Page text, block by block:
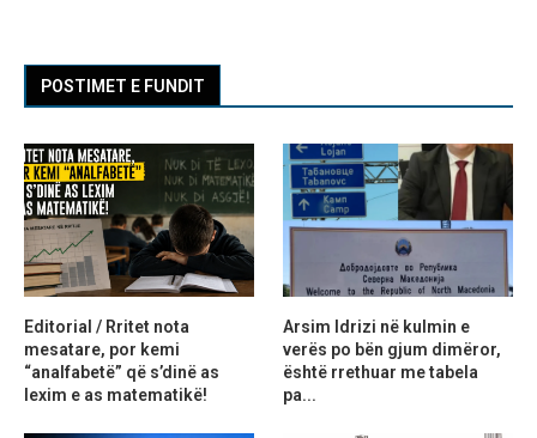
POSTIMET E FUNDIT
Editorial / Rritet nota
mesatare, por kemi
“analfabetë” që s’dinë as
lexim e as matematikë!
Arsim Idrizi në kulmin e
verës po bën gjum dimëror,
është rrethuar me tabela
pa...